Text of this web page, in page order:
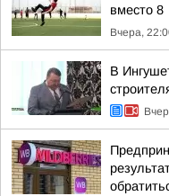
вместо 8
Вчера,
В